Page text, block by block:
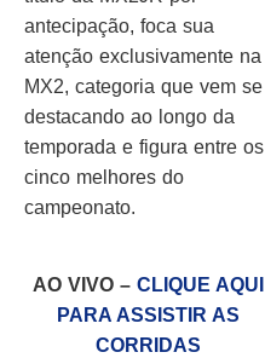
antecipação, foca sua
atenção exclusivamente na
MX2, categoria que vem se
destacando ao longo da
temporada e figura entre os
cinco melhores do
campeonato.
AO VIVO – CLIQUE AQUI
PARA ASSISTIR AS
CORRIDAS